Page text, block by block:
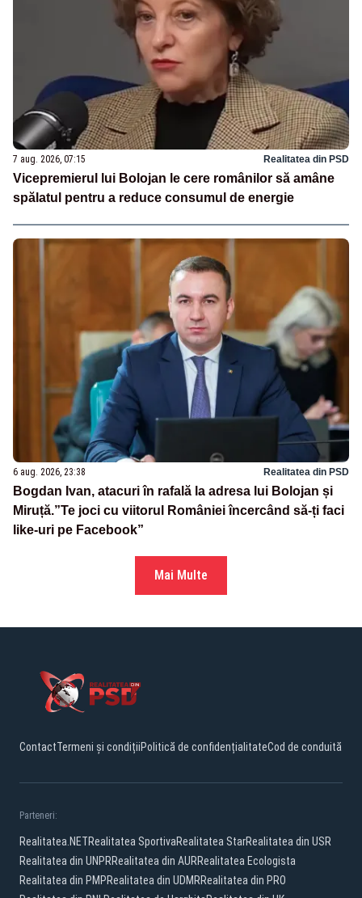
7 aug. 2026, 07:15 Realitatea din PSD
Vicepremierul lui Bolojan le cere românilor să amâne
spălatul pentru a reduce consumul de energie
6 aug. 2026, 23:38 Realitatea din PSD
Bogdan Ivan, atacuri în rafală la adresa lui Bolojan și
Miruță.”Te joci cu viitorul României încercând să-ți faci
like-uri pe Facebook”
Mai Multe
ContactTermeni și condițiiPolitică de confidențialitateCod de conduită
Parteneri:
Realitatea.NETRealitatea SportivaRealitatea StarRealitatea din USR
Realitatea din UNPRRealitatea din AURRealitatea Ecologista
Realitatea din PMPRealitatea din UDMRRealitatea din PRO